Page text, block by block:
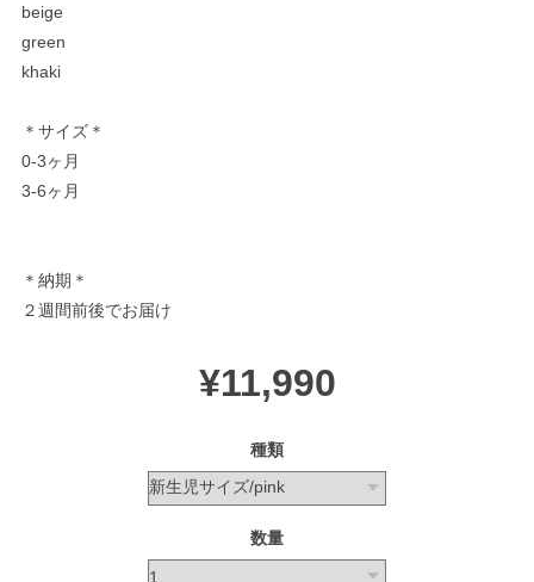
beige
green
khaki
＊サイズ＊
0-3ヶ月
3-6ヶ月
＊納期＊
２週間前後でお届け
¥11,990
種類
数量